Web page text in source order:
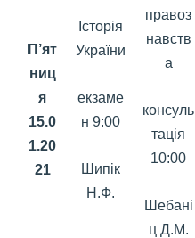
П’ят
ниц
я
15.0
1.20
21
Історія
України
екзаме
н 9:00
Шипік
Н.Ф.
правоз
навств
а
консуль
тація
10:00
Шебані
ц Д.М.